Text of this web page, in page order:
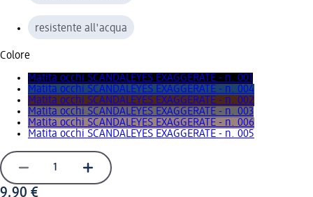
resistente all'acqua
Colore
Matita occhi SCANDALEYES EXAGGERATE - n. 001
Matita occhi SCANDALEYES EXAGGERATE - n. 004
Matita occhi SCANDALEYES EXAGGERATE - n. 002
Matita occhi SCANDALEYES EXAGGERATE - n. 003
Matita occhi SCANDALEYES EXAGGERATE - n. 006
Matita occhi SCANDALEYES EXAGGERATE - n. 005
9,90 €